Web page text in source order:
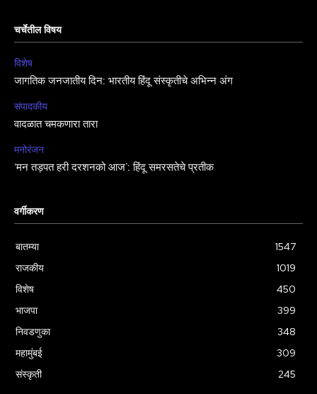
चर्चेतील विषय
विशेष
जागतिक जनजातीय दिन: भारतीय हिंदू संस्कृतीचे अभिन्न अंग
संपादकीय
वादळात चमकणारा तारा
मनोरंजन
‘मन तड़पत हरी दरशनको आज’: हिंदू समरसतेचे प्रतीक
वर्गीकरण
बातम्या
1547
राजकीय
1019
विशेष
450
भाजपा
399
निवडणुका
348
महामुंबई
309
संस्कृती
245